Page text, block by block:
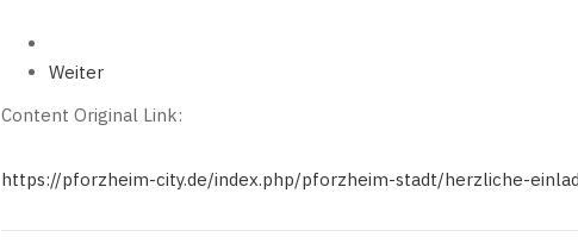
Weiter
Content Original Link:
https://pforzheim-city.de/index.php/pforzheim-stadt/herzliche-